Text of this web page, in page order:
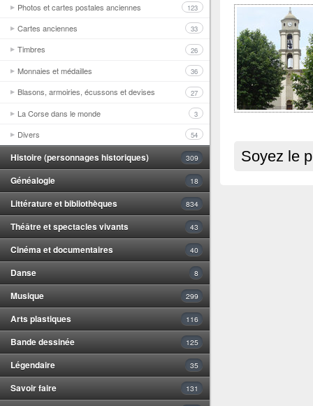
Photos et cartes postales anciennes 123
Cartes anciennes 33
Timbres 26
Monnaies et médailles 36
Blasons, armoiries, écussons et devises 27
La Corse dans le monde 3
Divers 54
Histoire (personnages historiques) 309
Généalogie 18
Littérature et bibliothèques 834
Théâtre et spectacles vivants 43
Cinéma et documentaires 40
Danse 8
Musique 299
Arts plastiques 116
Bande dessinée 125
Légendaire 35
Savoir faire 131
Soyez le